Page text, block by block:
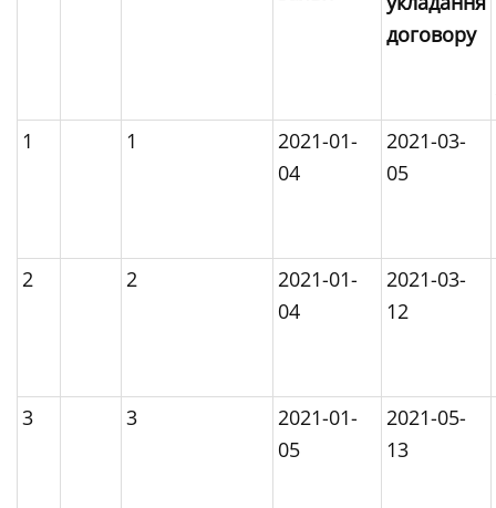
договору
1 1
2021-01-
04
2021-03-
05
2 2
2021-01-
04
2021-03-
12
3 3
2021-01-
05
2021-05-
13